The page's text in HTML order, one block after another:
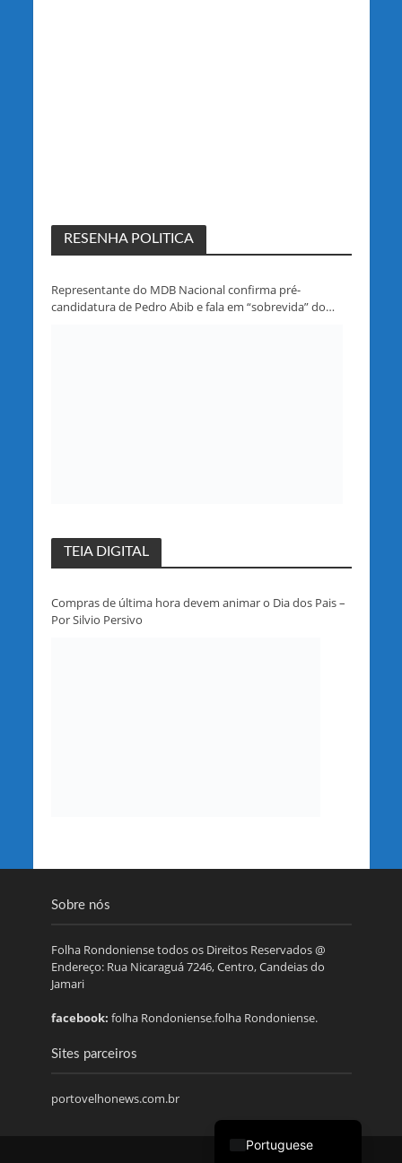
RESENHA POLITICA
Representante do MDB Nacional confirma pré-
candidatura de Pedro Abib e fala em “sobrevida” do
TEIA DIGITAL
Compras de última hora devem animar o Dia dos Pais –
Por Silvio Persivo
Sobre nós
Folha Rondoniense todos os Direitos Reservados @
Endereço: Rua Nicaraguá 7246, Centro, Candeias do
Jamari
facebook: folha Rondoniense.folha Rondoniense.
Sites parceiros
portovelhonews.com.br
Portuguese